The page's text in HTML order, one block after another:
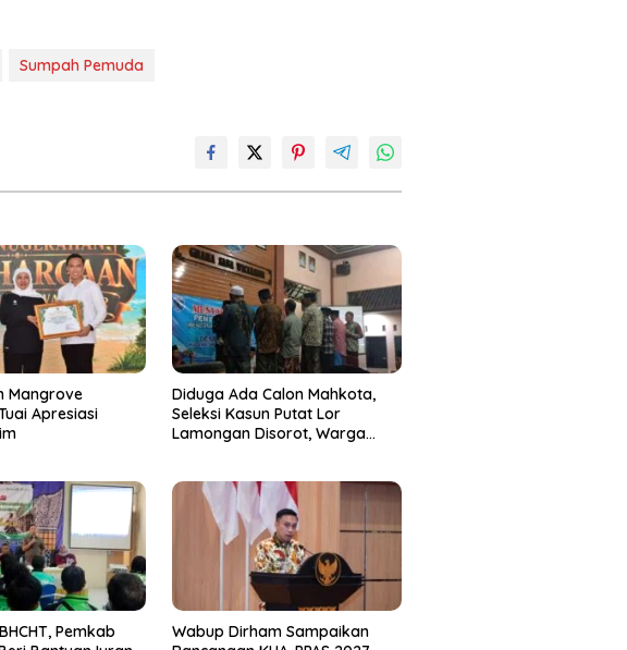
Sumpah Pemuda
Mangrove
Apresiasi
Diduga Ada Calon Mahkota,
Seleksi Kasun Putat Lor
Lamongan Disorot, Warga
Pemkab
Wabup Dirham Sampaikan